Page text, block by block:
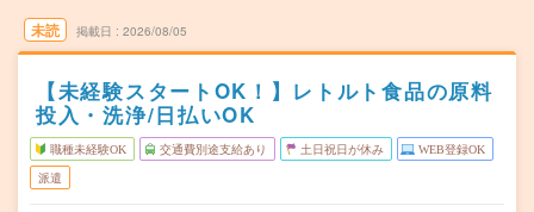
未読 掲載日 2026/08/05
【未経験スタートOK！】レトルト食品の原料
投入・洗浄/日払いOK
職種未経験OK 交通費別途支給あり 土日祝日が休み WEB登録OK
派遣